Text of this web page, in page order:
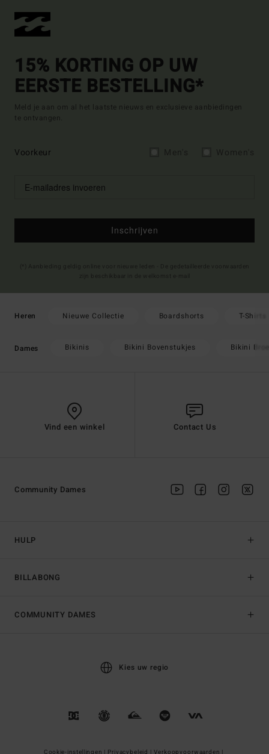
15% KORTING OP UW
EERSTE BESTELLING*
Meld je aan om al het laatste nieuws en exclusieve aanbiedingen
te ontvangen.
Voorkeur
Inschrijven
Heren Nieuwe Collectie Boardshorts T-Shirts
Dames Bikinis Bikini Bovenstukjes Bikini
Vind een winkel Contact Us
HULP
BILLABONG
Community Dames
COMMUNITY DAMES
Kies uw regio
Cookie-instellingen | Privacybeleid | Verkoopvoorwaarden |